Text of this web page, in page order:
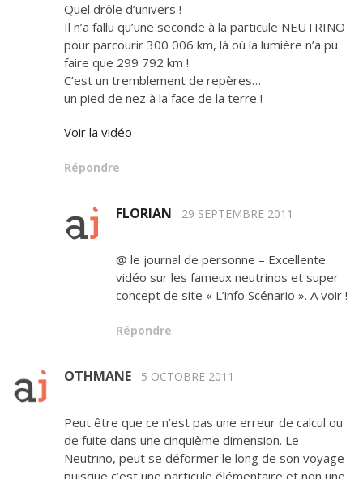
Quel drôle d’univers !
Il n’a fallu qu’une seconde à la particule NEUTRINO
pour parcourir 300 006 km, là où la lumière n’a pu
faire que 299 792 km !
C’est un tremblement de repères…
un pied de nez à la face de la terre !
Voir la vidéo
Répondre
FLORIAN 29 SEPTEMBRE 2011
@ le journal de personne – Excellente
vidéo sur les fameux neutrinos et super
concept de site « L’info Scénario ». A voir !
Répondre
OTHMANE 5 OCTOBRE 2011
Peut être que ce n’est pas une erreur de calcul ou
de fuite dans une cinquième dimension. Le
Neutrino, peut se déformer le long de son voyage